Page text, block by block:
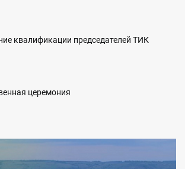
квалификации председателей ТИК
церемония